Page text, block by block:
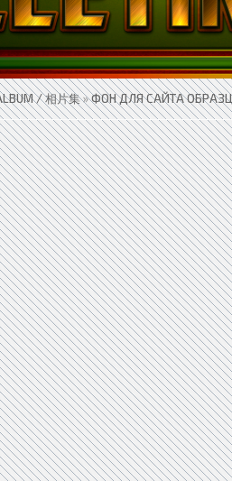
/ 相片集»ФОН ДЛЯ САЙТА ОБРАЗЦЫ